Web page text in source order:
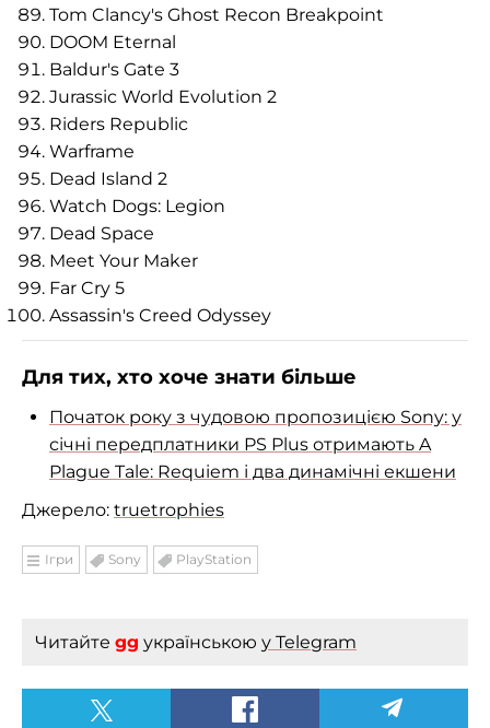
Tom Clancy's Ghost Recon Breakpoint
DOOM Eternal
Baldur's Gate 3
Jurassic World Evolution 2
Riders Republic
Warframe
Dead Island 2
Watch Dogs: Legion
Dead Space
Meet Your Maker
Far Cry 5
Assassin's Creed Odyssey
Для тих, хто хоче знати більше
Початок року з чудовою пропозицією Sony: у
січні передплатники PS Plus отримають A
Plague Tale: Requiem і два динамічні екшени
Джерело: truetrophies
Ігри Sony PlayStation
Читайте gg українською у Telegram